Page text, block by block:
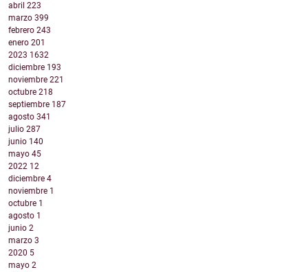
abril 223
marzo 399
febrero 243
enero 201
2023 1632
diciembre 193
noviembre 221
octubre 218
septiembre 187
agosto 341
julio 287
junio 140
mayo 45
2022 12
diciembre 4
noviembre 1
octubre 1
agosto 1
junio 2
marzo 3
2020 5
mayo 2